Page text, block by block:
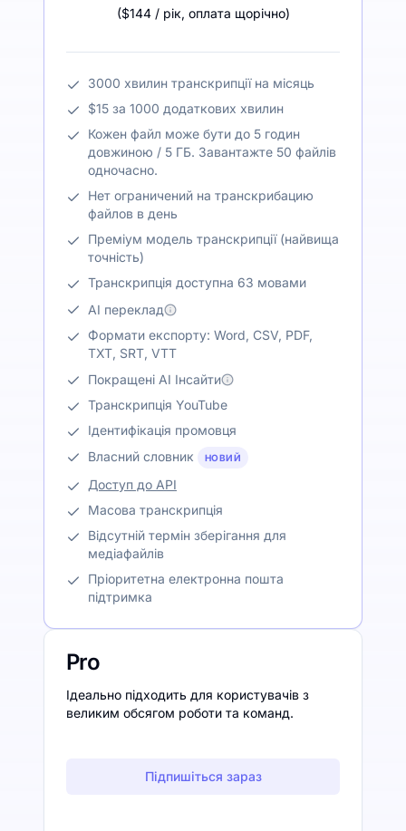
($144 / рік, оплата щорічно)
3000 хвилин транскрипції на місяць
$15 за 1000 додаткових хвилин
Кожен файл може бути до 5 годин
довжиною / 5 ГБ. Завантажте 50 файлів
одночасно.
Нет ограничений на транскрибацию
файлов в день
Преміум модель транскрипції (найвища
точність)
Транскрипція доступна 63 мовами
AI переклад
Формати експорту: Word, CSV, PDF,
TXT, SRT, VTT
Покращені AI Інсайти
Транскрипція YouTube
Ідентифікація промовця
Власний словник
НОВИЙ
Доступ до API
Масова транскрипція
Відсутній термін зберігання для
медіафайлів
Пріоритетна електронна пошта
підтримка
Pro
Ідеально підходить для користувачів з
великим обсягом роботи та команд.
Підпишіться зараз